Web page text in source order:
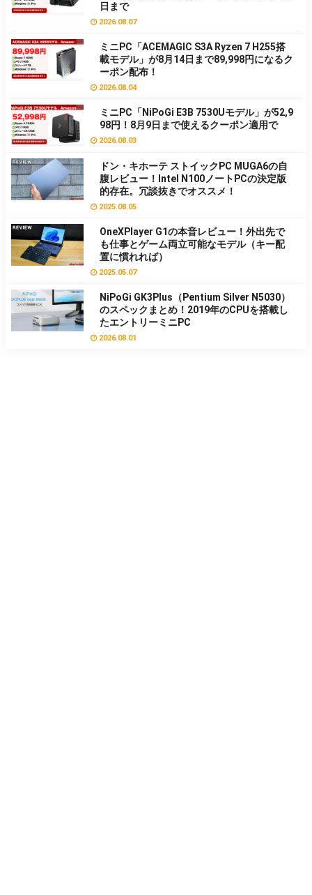
日まで
2026.08.07
ミニPC「ACEMAGIC S3A Ryzen 7 H255搭
載モデル」が8月14日まで89,998円になるク
ーポン配布！
2026.08.04
ミニPC「NiPoGi E3B 7530Uモデル」が52,9
98円！8月9日まで使えるクーポン適用で
2026.08.03
ドン・キホーテ ストイックPC MUGA6の自
腹レビュー！Intel N100ノートPCの決定版
的存在。冗談抜きでオススメ！
2025.08.05
OneXPlayer G1の本音レビュー！外出先で
も仕事とゲーム両立可能なモデル（キー配
置に慣れれば）
2025.05.07
NiPoGi GK3Plus（Pentium Silver N5030）
のスペックまとめ！2019年のCPUを搭載し
たエントリーミニPC
2026.08.01